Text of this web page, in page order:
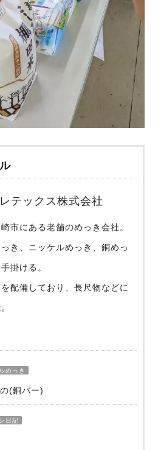
テックス株式会社
市にある老舗のめっき会社。
き、ニッケルめっき、銅めっ
掛ける。
配備しており、長尺物などに
めっき
(銅バー)
日記